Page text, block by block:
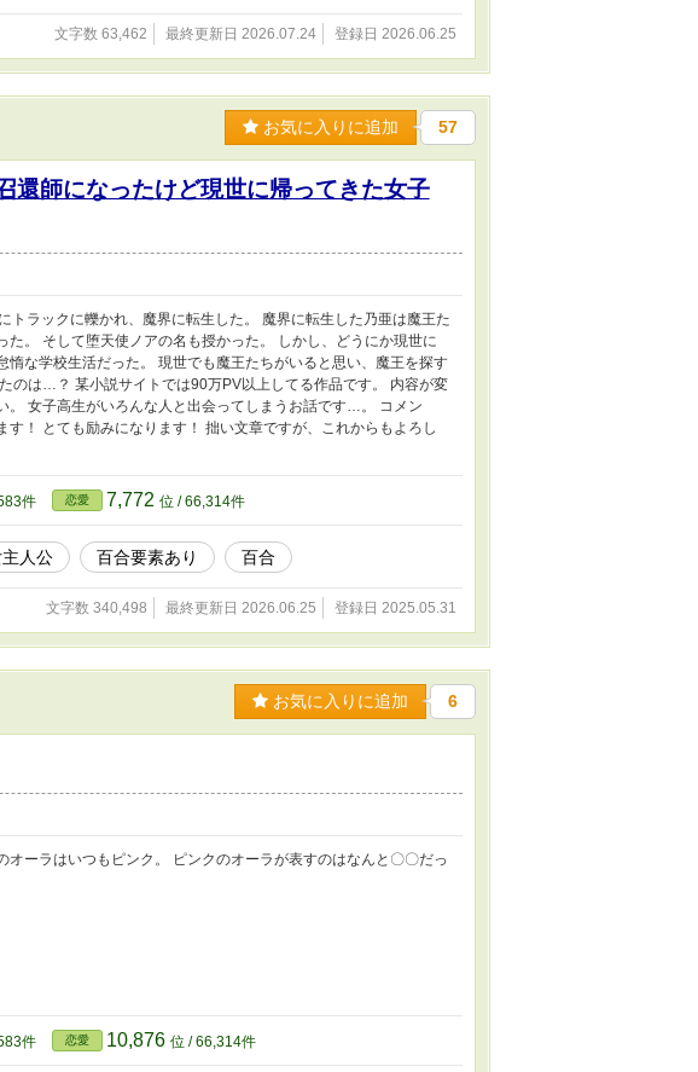
文字数 63,462 最終更新日 2026.07.24 登録日 2026.06.25
お気に入りに追加 57
還師になったけど現世に帰ってきた女子
トラックに轢かれ、魔界に転生した。 魔界に転生した乃亜は魔王た
た。 そして堕天使ノアの名も授かった。 しかし、どうにか現世に
惰な学校生活だった。 現世でも魔王たちがいると思い、魔王を探す
のは…？ 某小説サイトでは90万PV以上してる作品です。 内容が変
。 女子高生がいろんな人と出会ってしまうお話です…。 コメン
す！ とても励みになります！ 拙い文章ですが、これからもよろし
件 恋愛 7,772 位 / 66,314件
人公 百合要素あり 百合
文字数 340,498 最終更新日 2026.06.25 登録日 2025.05.31
お気に入りに追加 6
オーラはいつもピンク。 ピンクのオーラが表すのはなんと〇〇だっ
件 恋愛 10,876 位 / 66,314件